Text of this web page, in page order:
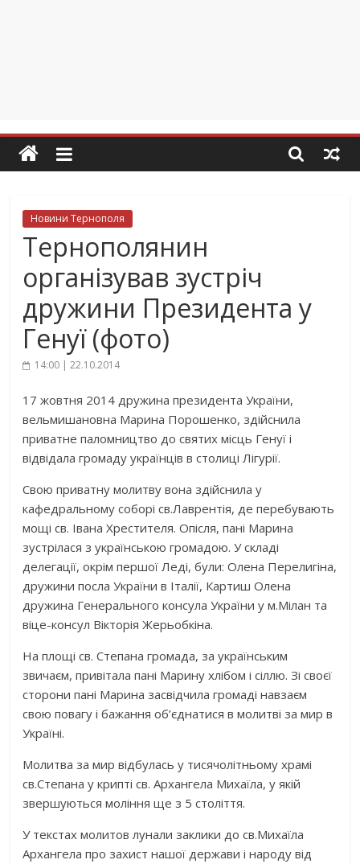
Новини Тернополя
Тернополянин
організував зустріч
дружини Президента у
Генуї (фото)
14:00 | 22.10.2014
17 жовтня 2014 дружина президента України,
вельмишановна Марина Порошенко, здійснила
приватне паломництво до святих місць Генуї і
відвідала громаду українців в столиці Лігурії.
Свою приватну молитву вона здійснила у
кафедральному соборі св.Лаврентія, де перебувають
мощі св. Івана Хрестителя. Опісля, пані Марина
зустрілася з українською громадою. У складі
делегації, окрім першої Леді, були: Олена Перелигіна,
дружини посла України в Італії, Картиш Олена
дружина Генерального консула України у м.Мілан та
віце-консул Вікторія Жерьобкіна.
На площі св. Степана громада, за українським
звичаєм, привітала пані Марину хлібом і сіллю. Зі своєї
сторони пані Марина засвідчила громаді навзаєм
свою повагу і бажання об’єднатися в молитві за мир в
Україні.
Молитва за мир відбулась у тисячолітньому храмі
св.Степана у крипті св. Архангела Михаїла, у якій
звершуються моління ще з 5 століття.
У текстах молитов лунали заклики до св.Михаїла
Архангела про захист нашої держави і народу від